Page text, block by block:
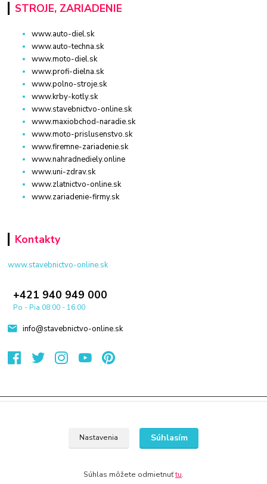
STROJE, ZARIADENIE
www.auto-diel.sk
www.auto-techna.sk
www.moto-diel.sk
www.profi-dielna.sk
www.polno-stroje.sk
www.krby-kotly.sk
www.stavebnictvo-online.sk
www.maxiobchod-naradie.sk
www.moto-prislusenstvo.sk
www.firemne-zariadenie.sk
www.nahradnediely.online
www.uni-zdrav.sk
www.zlatnictvo-online.sk
www.zariadenie-firmy.sk
Kontakty
www.stavebnictvo-online.sk
+421 940 949 000
Po - Pia 08:00 - 16:00
info@stavebnictvo-online.sk
Nastavenia
Súhlasím
Súhlas môžete odmietnuťtu.